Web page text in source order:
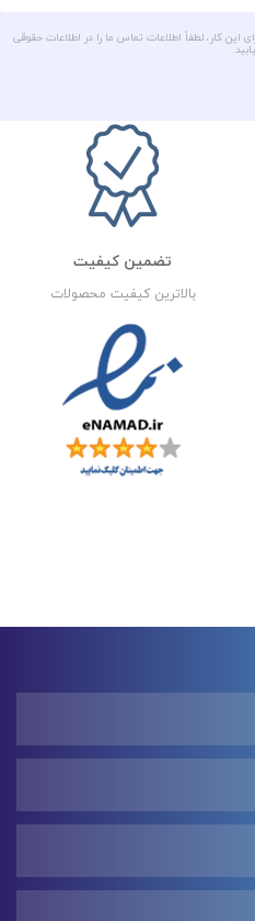
این کار، لطفاً اطلاعات تماس ما را در اطلاعات حقوقی
تضمین کیفیت
بالاترین کیفیت محصولات